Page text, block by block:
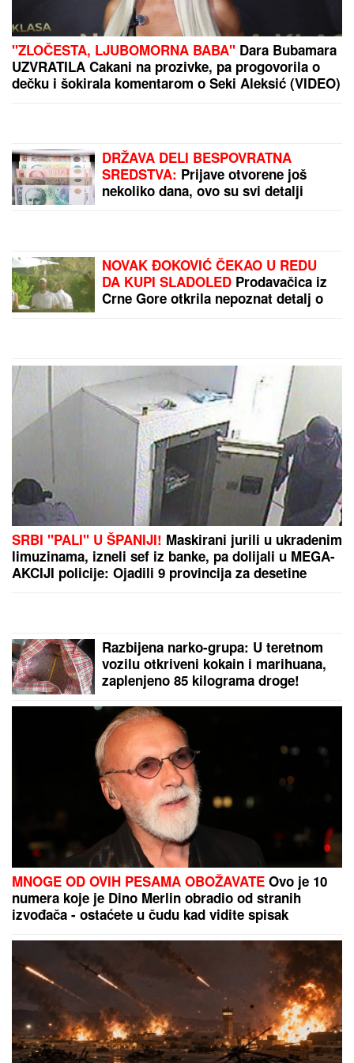
FUDBALERU DEMOLIRAN "BENTLI" Drama u
Klopke za komarce: Uz ove
JEDNOSTAVNE TRIKOVE lako ćete
se otarasiti dosadnih krvopija -
jednu ZAMKU možete napraviti sami,
a za drugu vam ne treba BAŠ NIŠTA
"STANIJA, DA NEMAŠ MOŽDA
SUTLIJAŠ?"Pobednica Elite ostala
zatečena pitanjem, o NJENOJ
REAKCIJI pričaju svi (VIDEO)